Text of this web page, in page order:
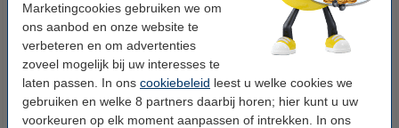
Marketingcookies gebruiken we om
ons aanbod en onze website te
verbeteren en om advertenties
zoveel mogelijk bij uw interesses te
laten passen. In ons cookiebeleid leest u welke cookies we
gebruiken en welke 8 partners daarbij horen; hier kunt u uw
voorkeuren op elk moment aanpassen of intrekken. In ons
Folia haakset eenhoorn Folia haakset draak